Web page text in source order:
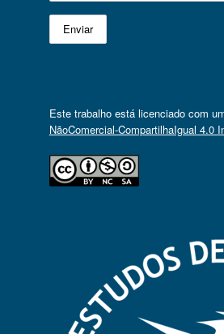
Este trabalho está licenciado com
NãoComercial-CompartilhaIgual 4.0